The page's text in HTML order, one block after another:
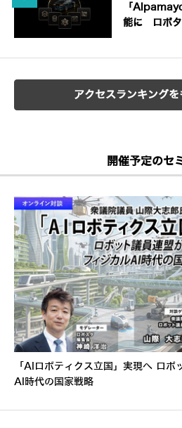
「
能に ロボタ
アクセスランキングを
開催予定のセ
「AIロボティクス立国」実現へ ロボ
AI時代の国家戦略